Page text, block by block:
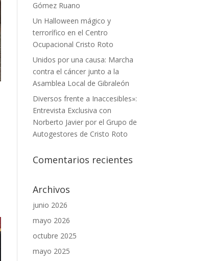
Gómez Ruano
Un Halloween mágico y
terrorífico en el Centro
Ocupacional Cristo Roto
Unidos por una causa: Marcha
contra el cáncer junto a la
Asamblea Local de Gibraleón
Diversos frente a Inaccesibles»:
Entrevista Exclusiva con
Norberto Javier por el Grupo de
Autogestores de Cristo Roto
Comentarios recientes
Archivos
junio 2026
mayo 2026
octubre 2025
mayo 2025